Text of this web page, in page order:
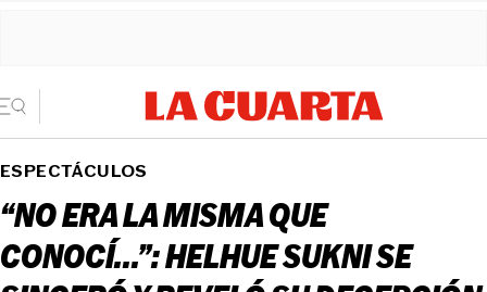
ESPECTÁCULOS
“NO ERA LA MISMA QUE
CONOCÍ...”: HELHUE SUKNI SE